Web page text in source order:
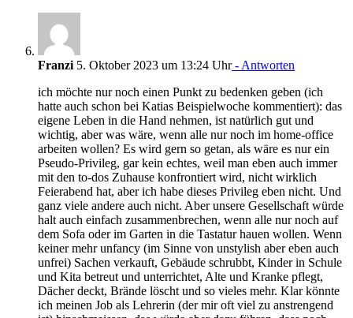
Franzi 5. Oktober 2023 um 13:24 Uhr- Antworten
ich möchte nur noch einen Punkt zu bedenken geben (ich
hatte auch schon bei Katias Beispielwoche kommentiert): das
eigene Leben in die Hand nehmen, ist natürlich gut und
wichtig, aber was wäre, wenn alle nur noch im home-office
arbeiten wollen? Es wird gern so getan, als wäre es nur ein
Pseudo-Privileg, gar kein echtes, weil man eben auch immer
mit den to-dos Zuhause konfrontiert wird, nicht wirklich
Feierabend hat, aber ich habe dieses Privileg eben nicht. Und
ganz viele andere auch nicht. Aber unsere Gesellschaft würde
halt auch einfach zusammenbrechen, wenn alle nur noch auf
dem Sofa oder im Garten in die Tastatur hauen wollen. Wenn
keiner mehr unfancy (im Sinne von unstylish aber eben auch
unfrei) Sachen verkauft, Gebäude schrubbt, Kinder in Schule
und Kita betreut und unterrichtet, Alte und Kranke pflegt,
Dächer deckt, Brände löscht und so vieles mehr. Klar könnte
ich meinen Job als Lehrerin (der mir oft viel zu anstrengend